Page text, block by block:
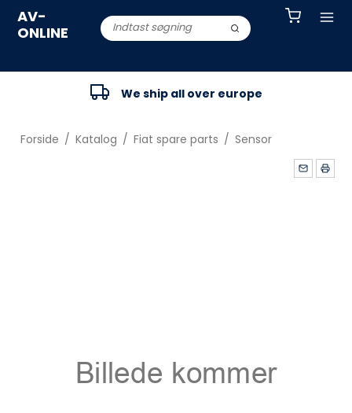
AV-
ONLINE
We ship all over europe
Forside / Katalog / Fiat spare parts / Sensor